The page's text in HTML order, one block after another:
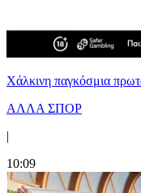
Χάλκινη παγκόσμια
ΑΛΛΑ ΣΠΟΡ
|
10:09